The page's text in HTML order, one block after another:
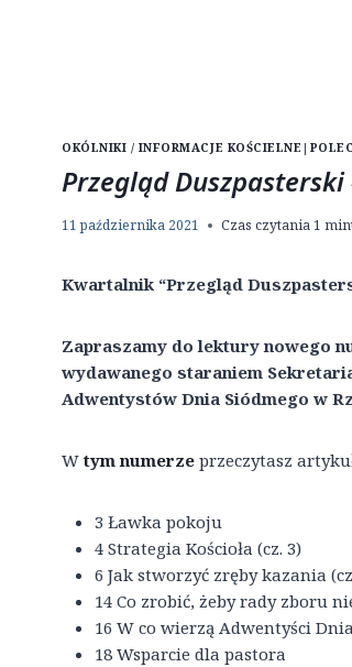
OKÓLNIKI / INFORMACJE KOŚCIELNE |
Przegląd
11 października 2021 Czas czytania1
Kwartalnik “Przegląd
Zapraszamy do lektury nowego
wydawanego staraniem
Adwentystów Dnia Siódmego w
Wtym numerze przeczytasz
3 Ławka pokoju
4 Strategia Kościoła (cz. 3)
6 Jak stworzyć zręby kazania
14 Co zrobić, żeby rady zboru
16 W co wierzą Adwentyści
18 Wsparcie dla pastora